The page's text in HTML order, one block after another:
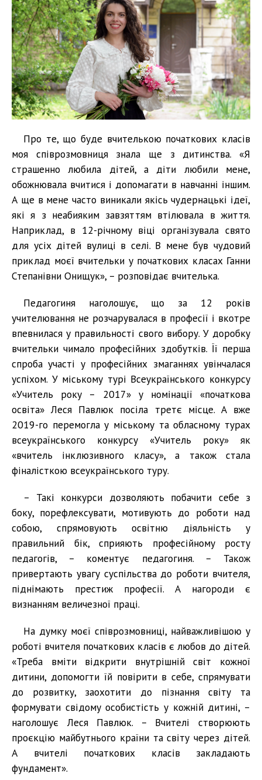
Про те, що буде вчителькою початкових класів
моя співрозмовниця знала ще з дитинства. «Я
страшенно любила дітей, а діти любили мене,
обожнювала вчитися і допомагати в навчанні іншим.
А ще в мене часто виникали якісь чудернацькі ідеї,
які я з неабияким завзяттям втілювала в життя.
Наприклад, в 12-річному віці організувала свято
для усіх дітей вулиці в селі. В мене був чудовий
приклад моєї вчительки у початкових класах Ганни
Степанівни Онищук», – розповідає вчителька.
Педагогиня наголошує, що за 12 років
учителювання не розчарувалася в професії і вкотре
впевнилася у правильності свого вибору. У доробку
вчительки чимало професійних здобутків. Її перша
спроба участі у професійних змаганнях увінчалася
успіхом. У міському турі Всеукраїнського конкурсу
«Учитель року – 2017» у номінації «початкова
освіта» Леся Павлюк посіла третє місце. А вже
2019-го перемогла у міському та обласному турах
всеукраїнського конкурсу «Учитель року» як
«вчитель інклюзивного класу», а також стала
фіналісткою всеукраїнського туру.
– Такі конкурси дозволяють побачити себе з
боку, порефлексувати, мотивують до роботи над
собою, спрямовують освітню діяльність у
правильний бік, сприяють професійному росту
педагогів, – коментує педагогиня. – Також
привертають увагу суспільства до роботи вчителя,
піднімають престиж професії. А нагороди є
визнанням величезної праці.
На думку моєї співрозмовниці, найважливішою у
роботі вчителя початкових класів є любов до дітей.
«Треба вміти відкрити внутрішній світ кожної
дитини, допомогти їй повірити в себе, спрямувати
до розвитку, заохотити до пізнання світу та
формувати свідому особистість у кожній дитині, –
наголошує Леся Павлюк. – Вчителі створюють
проєкцію майбутнього країни та світу через дітей.
А вчителі початкових класів закладають
фундамент».